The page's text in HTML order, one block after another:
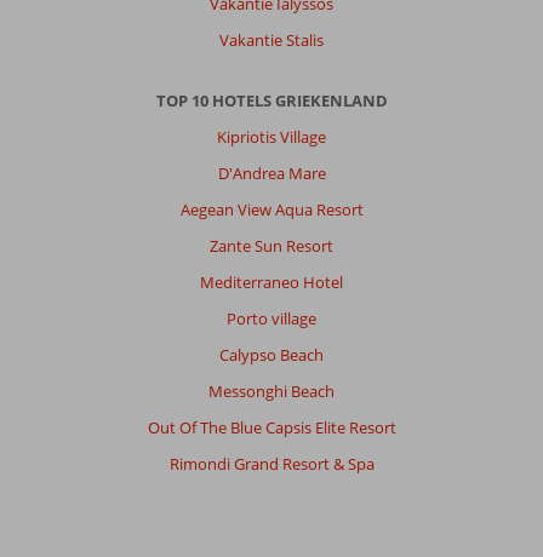
Vakantie Stalis
TOP 10 HOTELS GRIEKENLAND
Kipriotis Village
D'Andrea Mare
Aegean View Aqua Resort
Zante Sun Resort
Mediterraneo Hotel
Porto village
Calypso Beach
Messonghi Beach
Out Of The Blue Capsis Elite Resort
Rimondi Grand Resort & Spa